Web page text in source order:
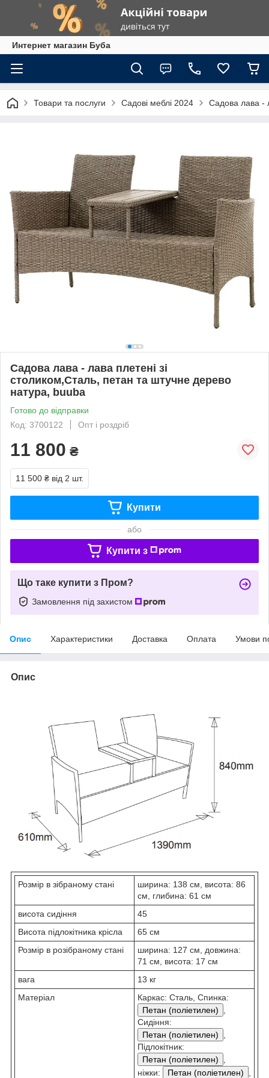
Интернет магазин Буба
Товари та послуги Садові меблі 2024 Садова лава -
Садова лава - лава плетені зі
столиком,Сталь, петан та штучне дерево
натура, buuba
Готово до відправки
Код: 3700122
Опт і роздріб
11 800 ₴
11 500 ₴ від 2 шт.
Купити
або
Купити з
Що таке купити з Пром?
Замовлення під захистом
Опис Характеристики Доставка Оплата Умови
Опис
Розмір в зібраному стані
ширина: 138 см, висота: 86
см, глибина: 61 см
висота сидіння
45
Висота підлокітника крісла
65 см
Розмір в розібраному стані
ширина: 127 см, довжина:
71 см, висота: 17 см
вага
13 кг
Матеріал
Каркас: Сталь, Спинка:
Петан (поліетилен)
Сидіння:
Петан (поліетилен)
Підлокітник:
Петан (поліетилен)
ніжки:
Петан (поліетилен)